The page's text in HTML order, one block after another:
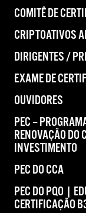
COMITÊ DE
CRIPTOATIVOS
DIRIGENTES /
EXAME DE
OUVIDORES
PEC –
RENOVAÇÃO DO
INVESTIMENTO
PEC DO CCA
PEC DO PQO |
CERTIFICAÇÃO